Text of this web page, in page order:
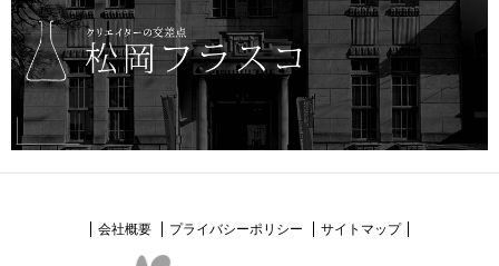
会社概要 プライバシーポリシー サイトマップ